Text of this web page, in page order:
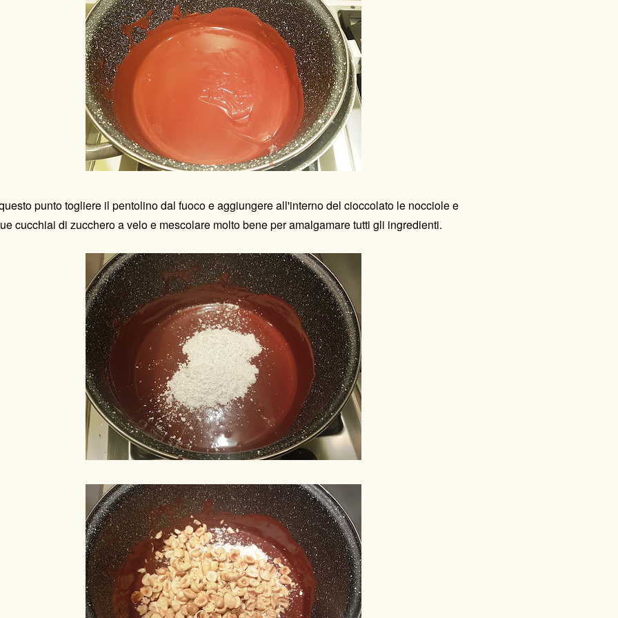
punto togliere il pentolino dal fuoco e aggiungere all'interno del cioccolato le nocciole e
cucchiai di zucchero a velo e mescolare molto bene per amalgamare tutti gli ingredienti.